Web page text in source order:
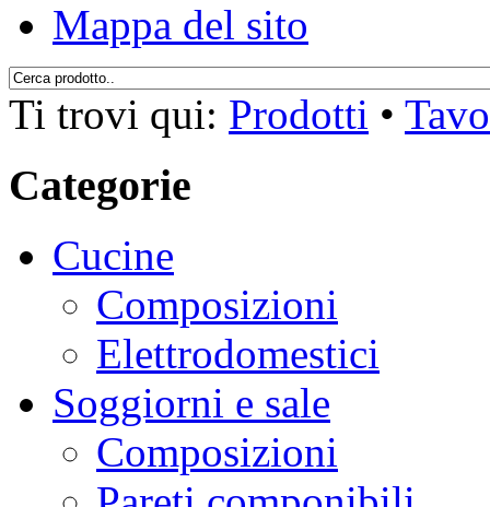
Mappa del sito
Ti trovi qui: Prodotti •
Categorie
Cucine
Composizioni
Elettrodomestici
Soggiorni e sale
Composizioni